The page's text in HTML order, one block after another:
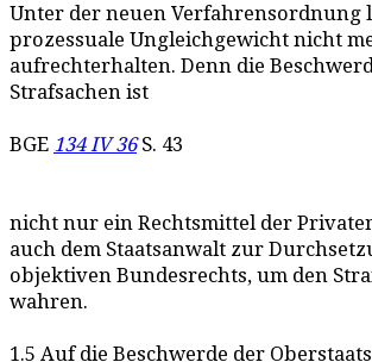
Unter der neuen Verfahrensordnung
prozessuale Ungleichgewicht nicht
aufrechterhalten. Denn die
Strafsachen ist
BGE 134 IV 36S. 43
nicht nur ein Rechtsmittel der
auch dem Staatsanwalt zur
objektiven Bundesrechts, um den
wahren.
1.5 Auf die Beschwerde der